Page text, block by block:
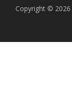
Copyright ©